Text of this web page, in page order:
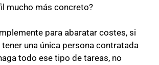
mucho más concreto?
para abaratar costes, si
tener una única persona contratada
todo ese tipo de tareas, no